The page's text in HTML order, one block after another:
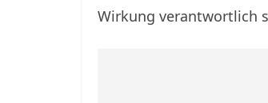
Wirkung verantwortlich